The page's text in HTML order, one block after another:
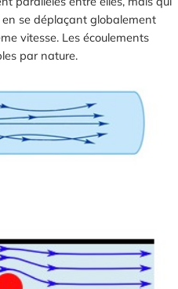
se déplaçant globalement
vitesse. Les écoulements
par nature.